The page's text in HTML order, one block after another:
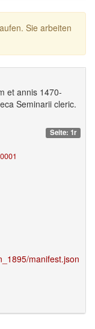
Sie arbeiten
et annis 1470-
Seminarii cleric.
Seite: 1r
manifest.json